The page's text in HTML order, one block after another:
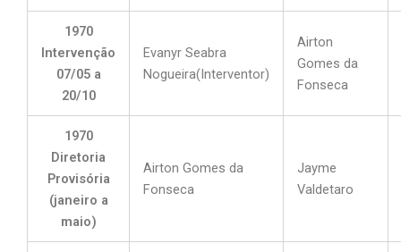
1970
Intervenção
07/05 a
20/10
Evanyr Seabra
Nogueira(Interventor)
Airton
Gomes da
Fonseca
1970
Diretoria
Provisória
(janeiro a
maio)
Airton Gomes da
Fonseca
Jayme
Valdetaro